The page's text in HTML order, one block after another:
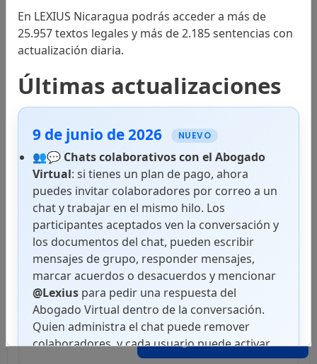
Abogado Virtual
En LEXIUS Nicaragua podrás acceder a más de
25.957 textos legales y más de 2.185 sentencias con
actualización diaria.
Últimas actualizaciones
9 de junio de 2026 NUEVO
👥💬 Chats colaborativos con el Abogado
Virtual: si tienes un plan de pago, ahora
puedes invitar colaboradores por correo a un
chat y trabajar en el mismo hilo. Los
participantes aceptados ven la conversación y
los documentos del chat, pueden escribir
mensajes de grupo, responder mensajes,
marcar acuerdos o desacuerdos y mencionar
@Lexius para pedir una respuesta del
Abogado Virtual dentro de la conversación.
Quien administra el chat puede remover
colaboradores, y cada usuario puede activar
notificaciones push en superficies
Leyes
Decretos
Resoluciones
Acuerdos